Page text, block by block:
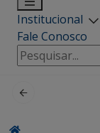
Institucional
Fale Conosco
Pesquisar
por: